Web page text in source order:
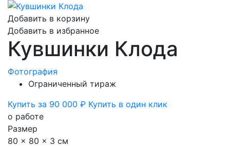
Добавить в корзину
Добавить в избранное
Кувшинки Клода
Фотография
Ограниченный тираж
Купить за 90 000 ₽ Купить в один клик
о работе
Размер
80 x 80 x 3 см